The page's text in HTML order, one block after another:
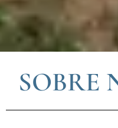
SOBRE